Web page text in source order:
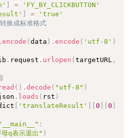
=
'FY_BY_CLICKBUTTON'
=
'true'
换成标准格式
(data ) .encode ( 'utf-8' )
. request . urlopen (targetURL ,
( ) .decode ( "utf-8" )
. loads ( rst )
'translateResult' [0 [0
:
q表示退出" )